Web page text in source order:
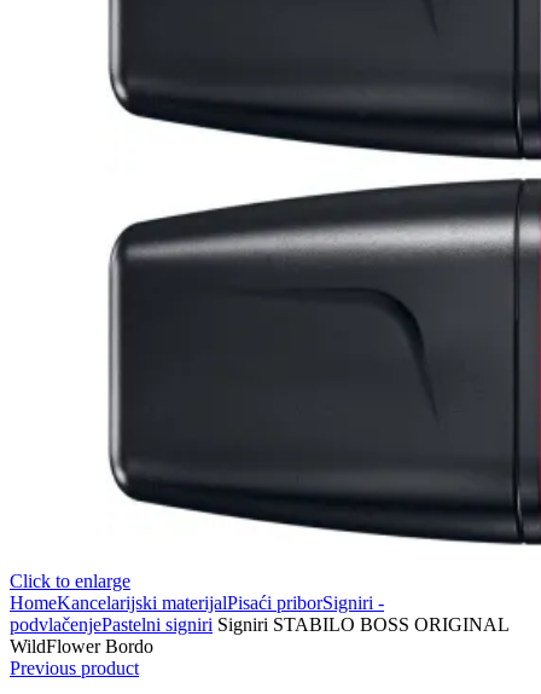
Click to enlarge
HomeKancelarijski materijalPisaći priborSigniri -
podvlačenjePastelni signiri Signiri STABILO BOSS ORIGINAL
WildFlower Bordo
Previous product